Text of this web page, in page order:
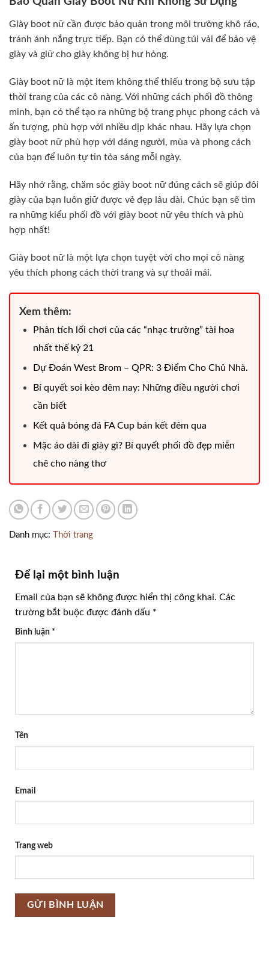
Giày boot nữ cần được bảo quản trong môi trường khô ráo,
tránh ánh nắng trực tiếp. Bạn có thể dùng túi vải để bảo vệ
giày và giữ cho giày không bị hư hỏng.
Giày boot nữ là một item không thể thiếu trong bộ sưu tập
thời trang của các cô nàng. Với những cách phối đồ thông
minh, bạn có thể tạo ra những bộ trang phục phong cách và
ấn tượng, phù hợp với nhiều dịp khác nhau. Hãy lựa chọn
giày boot nữ phù hợp với dáng người, mùa và phong cách
của bạn để luôn tự tin tỏa sáng mỗi ngày.
Hãy nhớ rằng, chăm sóc giày boot nữ đúng cách sẽ giúp đôi
giày của bạn luôn giữ được vẻ đẹp lâu dài. Chúc bạn sẽ tìm
ra những kiểu phối đồ với giày boot nữ yêu thích và phù
hợp nhất!
Giày boot nữ là một lựa chọn tuyệt vời cho mọi cô nàng
yêu thích phong cách thời trang và sự thoải mái.
Xem thêm:
Phân tích lối chơi của các “nhạc trưởng” tài hoa
nhất thế kỷ 21
Dự Đoán West Brom – QPR: 3 Điểm Cho Chủ Nhà.
Bí quyết soi kèo đêm nay: Những điều người chơi
cần biết
Kết quả bóng đá FA Cup bán kết đêm qua
Mặc áo dài đi giày gì? Bí quyết phối đồ đẹp miễn
chê cho nàng thơ
Danh mục: Thời trang
Để lại một bình luận
Email của bạn sẽ không được hiển thị công khai. Các
trường bắt buộc được đánh dấu *
Bình luận *
Tên
Email
Trang web